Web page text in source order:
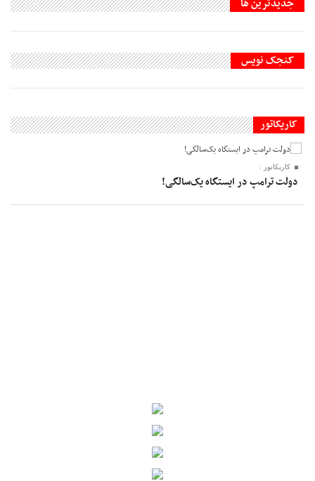
جديدترين ها
کنجک نویس
کاریکاتور
کاریکاتور :
دولت ترامپ در ایستگاه یک‌سالگی!